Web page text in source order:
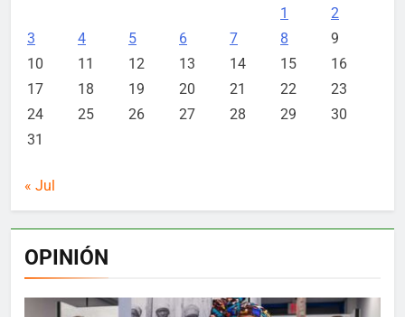
1
2
3
4 5 6 7 8
9
10
11 12 13 14 15
16
17
18 19 20 21 22
23
24
25 26 27 28 29
30
31
« Jul
OPINIÓN